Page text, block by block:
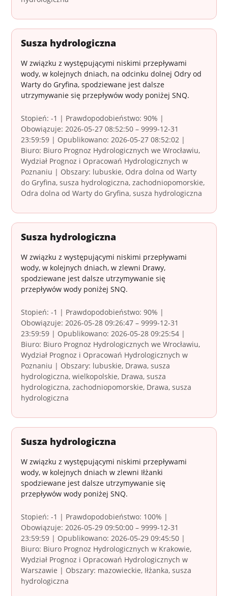
Susza hydrologiczna
W związku z występującymi niskimi przepływami
wody, w kolejnych dniach, na odcinku dolnej Odry od
Warty do Gryfina, spodziewane jest dalsze
utrzymywanie się przepływów wody poniżej SNQ.
Stopień: -1 | Prawdopodobieństwo: 90% |
Obowiązuje: 2026-05-27 08:52:50 – 9999-12-31
23:59:59 | Opublikowano: 2026-05-27 08:52:02 |
Biuro: Biuro Prognoz Hydrologicznych we Wrocławiu,
Wydział Prognoz i Opracowań Hydrologicznych w
Poznaniu | Obszary: lubuskie, Odra dolna od Warty
do Gryfina, susza hydrologiczna, zachodniopomorskie,
Odra dolna od Warty do Gryfina, susza hydrologiczna
Susza hydrologiczna
W związku z występującymi niskimi przepływami
wody, w kolejnych dniach, w zlewni Drawy,
spodziewane jest dalsze utrzymywanie się
przepływów wody poniżej SNQ.
Stopień: -1 | Prawdopodobieństwo: 90% |
Obowiązuje: 2026-05-28 09:26:47 – 9999-12-31
23:59:59 | Opublikowano: 2026-05-28 09:25:54 |
Biuro: Biuro Prognoz Hydrologicznych we Wrocławiu,
Wydział Prognoz i Opracowań Hydrologicznych w
Poznaniu | Obszary: lubuskie, Drawa, susza
hydrologiczna, wielkopolskie, Drawa, susza
hydrologiczna, zachodniopomorskie, Drawa, susza
hydrologiczna
Susza hydrologiczna
W związku z występującymi niskimi przepływami
wody, w kolejnych dniach w zlewni Iłżanki
spodziewane jest dalsze utrzymywanie się
przepływów wody poniżej SNQ.
Stopień: -1 | Prawdopodobieństwo: 100% |
Obowiązuje: 2026-05-29 09:50:00 – 9999-12-31
23:59:59 | Opublikowano: 2026-05-29 09:45:50 |
Biuro: Biuro Prognoz Hydrologicznych w Krakowie,
Wydział Prognoz i Opracowań Hydrologicznych w
Warszawie | Obszary: mazowieckie, Iłżanka, susza
hydrologiczna